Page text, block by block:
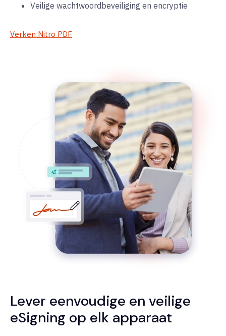
Veilige wachtwoordbeveiliging en encryptie
Verken Nitro PDF
Lever eenvoudige en veilige
eSigning op elk apparaat